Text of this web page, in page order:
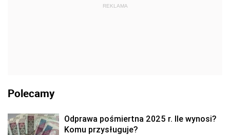
REKLAMA
Polecamy
Odprawa pośmiertna 2025 r. Ile wynosi?
Komu przysługuje?